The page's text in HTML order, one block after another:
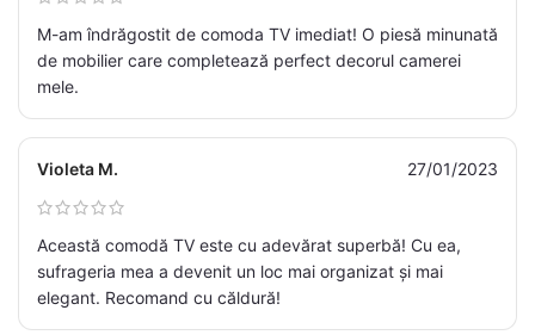
M-am îndrăgostit de comoda TV imediat! O piesă minunată
de mobilier care completează perfect decorul camerei
mele.
Violeta M. 27/01/2023
Această comodă TV este cu adevărat superbă! Cu ea,
sufrageria mea a devenit un loc mai organizat și mai
elegant. Recomand cu căldură!